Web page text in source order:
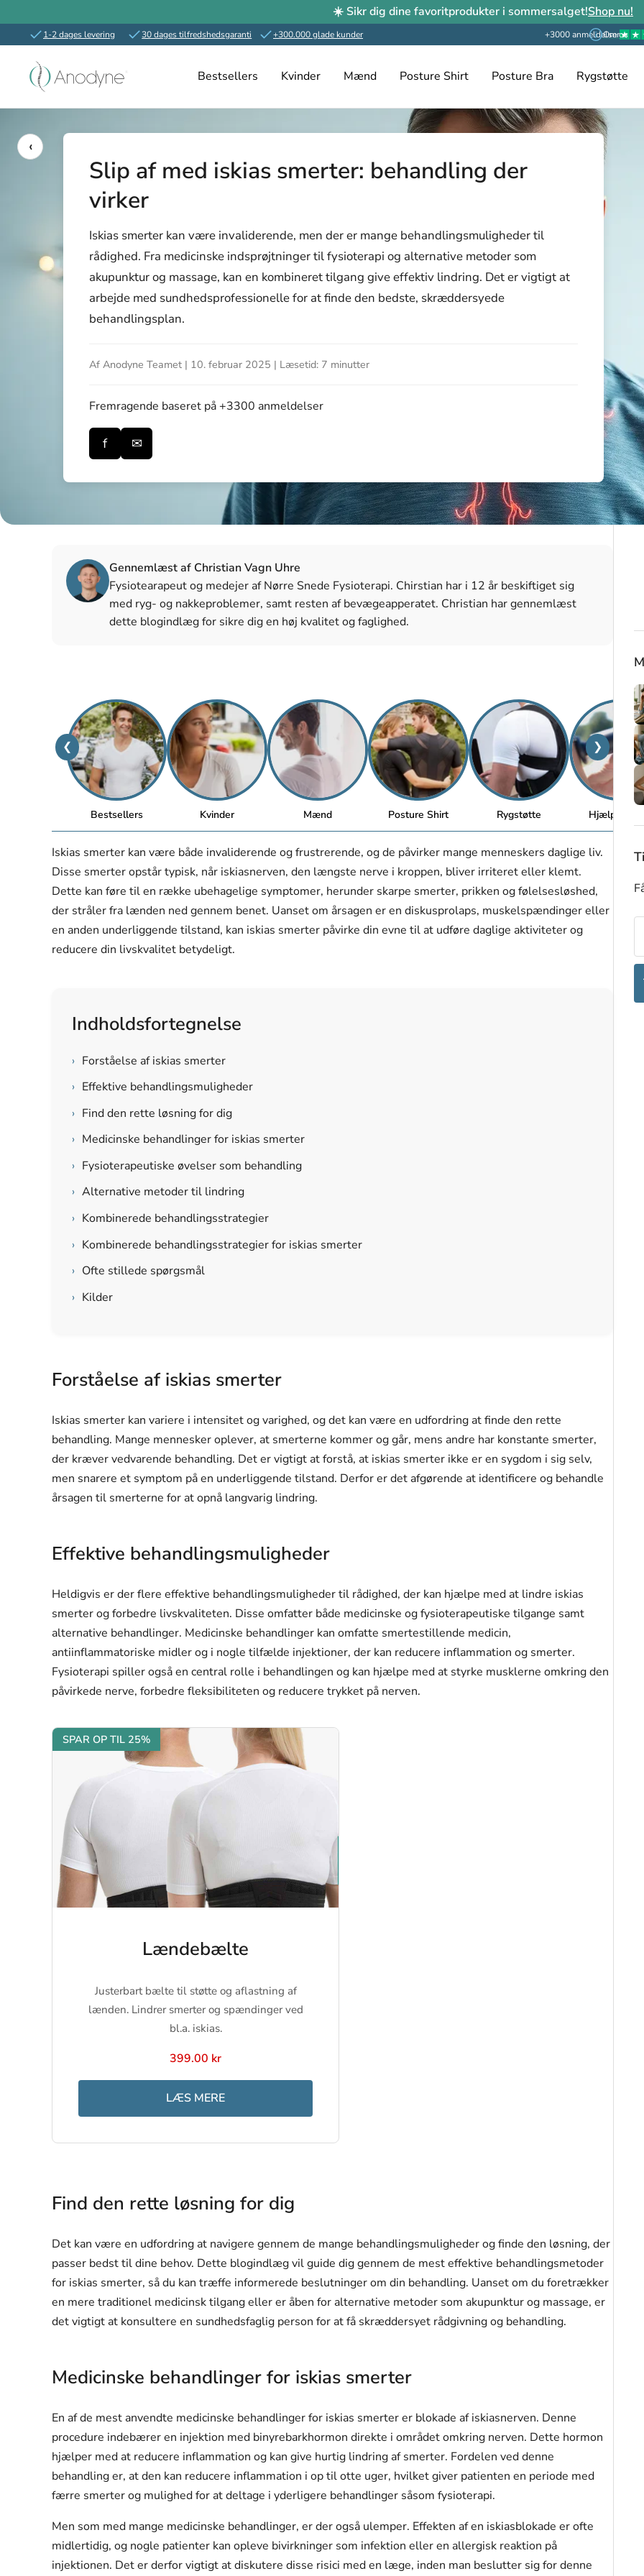
☀️ Sikr dig dine favoritprodukter i sommersalget!Shop nu!
1-2 dages levering 30 dages tilfredshedsgaranti +300.000 glade kunder +3000 anmeldelser
Om os
Bestsellers Kvinder Mænd Posture Shirt Posture Bra Rygstøtte
Anodyne.dk
‹
Slip af med iskias smerter: behandling der
virker
Iskias smerter kan være invaliderende, men der er mange behandlingsmuligheder til
rådighed. Fra medicinske indsprøjtninger til fysioterapi og alternative metoder som
akupunktur og massage, kan en kombineret tilgang give effektiv lindring. Det er vigtigt at
arbejde med sundhedsprofessionelle for at finde den bedste, skræddersyede
behandlingsplan.
Af Anodyne Teamet | 10. februar 2025 | Læsetid: 7 minutter
Fremragende baseret på +3300 anmeldelser
f ✉
Gennemlæst af Christian Vagn Uhre
Fysiotearapeut og medejer af Nørre Snede Fysioterapi. Chirstian har i 12 år beskiftiget sig
med ryg- og nakkeproblemer, samt resten af bevægeapperatet. Christian har gennemlæst
dette blogindlæg for sikre dig en høj kvalitet og faglighed.
❮ ❯
Bestsellers Kvinder Mænd Posture Shirt Rygstøtte Hjælpemidler
Iskias smerter kan være både invaliderende og frustrerende, og de påvirker mange menneskers daglige liv.
Disse smerter opstår typisk, når iskiasnerven, den længste nerve i kroppen, bliver irriteret eller klemt.
Dette kan føre til en række ubehagelige symptomer, herunder skarpe smerter, prikken og følelsesløshed,
der stråler fra lænden ned gennem benet. Uanset om årsagen er en diskusprolaps, muskelspændinger eller
en anden underliggende tilstand, kan iskias smerter påvirke din evne til at udføre daglige aktiviteter og
reducere din livskvalitet betydeligt.
Indholdsfortegnelse
› Forståelse af iskias smerter
› Effektive behandlingsmuligheder
› Find den rette løsning for dig
› Medicinske behandlinger for iskias smerter
› Fysioterapeutiske øvelser som behandling
› Alternative metoder til lindring
› Kombinerede behandlingsstrategier
› Kombinerede behandlingsstrategier for iskias smerter
› Ofte stillede spørgsmål
› Kilder
Forståelse af iskias smerter
Iskias smerter kan variere i intensitet og varighed, og det kan være en udfordring at finde den rette
behandling. Mange mennesker oplever, at smerterne kommer og går, mens andre har konstante smerter,
der kræver vedvarende behandling. Det er vigtigt at forstå, at iskias smerter ikke er en sygdom i sig selv,
men snarere et symptom på en underliggende tilstand. Derfor er det afgørende at identificere og behandle
årsagen til smerterne for at opnå langvarig lindring.
Effektive behandlingsmuligheder
Heldigvis er der flere effektive behandlingsmuligheder til rådighed, der kan hjælpe med at lindre iskias
smerter og forbedre livskvaliteten. Disse omfatter både medicinske og fysioterapeutiske tilgange samt
alternative behandlinger. Medicinske behandlinger kan omfatte smertestillende medicin,
antiinflammatoriske midler og i nogle tilfælde injektioner, der kan reducere inflammation og smerter.
Fysioterapi spiller også en central rolle i behandlingen og kan hjælpe med at styrke musklerne omkring den
påvirkede nerve, forbedre fleksibiliteten og reducere trykket på nerven.
SPAR OP TIL 25%
Lændebælte
Justerbart bælte til støtte og aflastning af
lænden. Lindrer smerter og spændinger ved
bl.a. iskias.
399.00 kr
LÆS MERE
Find den rette løsning for dig
Det kan være en udfordring at navigere gennem de mange behandlingsmuligheder og finde den løsning, der
passer bedst til dine behov. Dette blogindlæg vil guide dig gennem de mest effektive behandlingsmetoder
for iskias smerter, så du kan træffe informerede beslutninger om din behandling. Uanset om du foretrækker
en mere traditionel medicinsk tilgang eller er åben for alternative metoder som akupunktur og massage, er
det vigtigt at konsultere en sundhedsfaglig person for at få skræddersyet rådgivning og behandling.
Medicinske behandlinger for iskias smerter
En af de mest anvendte medicinske behandlinger for iskias smerter er blokade af iskiasnerven. Denne
procedure indebærer en injektion med binyrebarkhormon direkte i området omkring nerven. Dette hormon
hjælper med at reducere inflammation og kan give hurtig lindring af smerter. Fordelen ved denne
behandling er, at den kan reducere inflammation i op til otte uger, hvilket giver patienten en periode med
færre smerter og mulighed for at deltage i yderligere behandlinger såsom fysioterapi.
Men som med mange medicinske behandlinger, er der også ulemper. Effekten af en iskiasblokade er ofte
midlertidig, og nogle patienter kan opleve bivirkninger som infektion eller en allergisk reaktion på
injektionen. Det er derfor vigtigt at diskutere disse risici med en læge, inden man beslutter sig for denne